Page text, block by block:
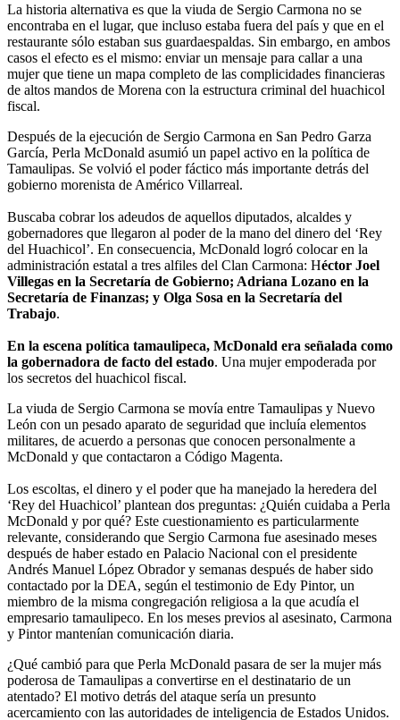
La historia alternativa es que la viuda de Sergio Carmona no se
encontraba en el lugar, que incluso estaba fuera del país y que en el
restaurante sólo estaban sus guardaespaldas. Sin embargo, en ambos
casos el efecto es el mismo: enviar un mensaje para callar a una
mujer que tiene un mapa completo de las complicidades financieras
de altos mandos de Morena con la estructura criminal del huachicol
fiscal.
Después de la ejecución de Sergio Carmona en San Pedro Garza
García, Perla McDonald asumió un papel activo en la política de
Tamaulipas. Se volvió el poder fáctico más importante detrás del
gobierno morenista de Américo Villarreal.
Buscaba cobrar los adeudos de aquellos diputados, alcaldes y
gobernadores que llegaron al poder de la mano del dinero del ‘Rey
del Huachicol’. En consecuencia, McDonald logró colocar en la
administración estatal a tres alfiles del Clan Carmona: Héctor Joel
Villegas en la Secretaría de Gobierno; Adriana Lozano en la
Secretaría de Finanzas; y Olga Sosa en la Secretaría del
Trabajo.
En la escena política tamaulipeca, McDonald era señalada como
la gobernadora de facto del estado. Una mujer empoderada por
los secretos del huachicol fiscal.
La viuda de Sergio Carmona se movía entre Tamaulipas y Nuevo
León con un pesado aparato de seguridad que incluía elementos
militares, de acuerdo a personas que conocen personalmente a
McDonald y que contactaron a Código Magenta.
Los escoltas, el dinero y el poder que ha manejado la heredera del
‘Rey del Huachicol’ plantean dos preguntas: ¿Quién cuidaba a Perla
McDonald y por qué? Este cuestionamiento es particularmente
relevante, considerando que Sergio Carmona fue asesinado meses
después de haber estado en Palacio Nacional con el presidente
Andrés Manuel López Obrador y semanas después de haber sido
contactado por la DEA, según el testimonio de Edy Pintor, un
miembro de la misma congregación religiosa a la que acudía el
empresario tamaulipeco. En los meses previos al asesinato, Carmona
y Pintor mantenían comunicación diaria.
¿Qué cambió para que Perla McDonald pasara de ser la mujer más
poderosa de Tamaulipas a convertirse en el destinatario de un
atentado? El motivo detrás del ataque sería un presunto
acercamiento con las autoridades de inteligencia de Estados Unidos.